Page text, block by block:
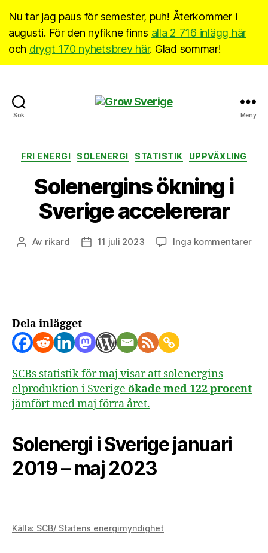
Nu tar jag paus för semester, puh! Återkommer i
augusti. För den nyfikne finns alla 2 716 inlägg här
och drygt 170 nyhetsbrev här. Glad sommar!
Sök Meny
Kategorier
FRI ENERGI SOLENERGI STATISTIK UPPVÄXLING
Solenergins ökning i
Sverige accelererar
Inläggsförfattare
Av rikard Inläggsdatum
11 juli 2023 Inga kommentarertill
Dela inlägget
SCBs statistik för maj visar att solenergins
elproduktion i Sverige ökade med 122 procent
jämfört med maj förra året.
Solenergi i Sverige januari
2019 – maj 2023
Källa: SCB/ Statens energimyndighet